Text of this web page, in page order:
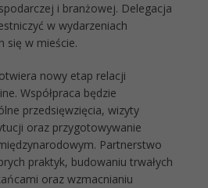
i branżowej. Delegacja
w wydarzeniach
się w mieście.
nowy etap relacji
Współpraca będzie
przedsięwzięcia, wizyty
oraz przygotowywanie
Partnerstwo
praktyk, budowaniu trwałych
oraz wzmacnianiu